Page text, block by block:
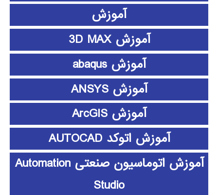
آموزش
آموزش 3D MAX
آموزش abaqus
آموزش ANSYS
آموزش ArcGIS
آموزش اتوکد AUTOCAD
آموزش اتوماسیون صنعتی Automation
Studio